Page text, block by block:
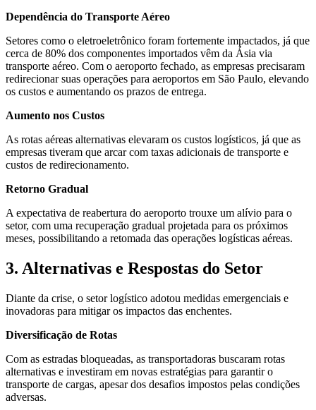
Dependência do Transporte Aéreo
Setores como o eletroeletrônico foram fortemente impactados, já que
cerca de 80% dos componentes importados vêm da Ásia via
transporte aéreo. Com o aeroporto fechado, as empresas precisaram
redirecionar suas operações para aeroportos em São Paulo, elevando
os custos e aumentando os prazos de entrega.
Aumento nos Custos
As rotas aéreas alternativas elevaram os custos logísticos, já que as
empresas tiveram que arcar com taxas adicionais de transporte e
custos de redirecionamento.
Retorno Gradual
A expectativa de reabertura do aeroporto trouxe um alívio para o
setor, com uma recuperação gradual projetada para os próximos
meses, possibilitando a retomada das operações logísticas aéreas.
3. Alternativas e Respostas do Setor
Diante da crise, o setor logístico adotou medidas emergenciais e
inovadoras para mitigar os impactos das enchentes.
Diversificação de Rotas
Com as estradas bloqueadas, as transportadoras buscaram rotas
alternativas e investiram em novas estratégias para garantir o
transporte de cargas, apesar dos desafios impostos pelas condições
adversas.